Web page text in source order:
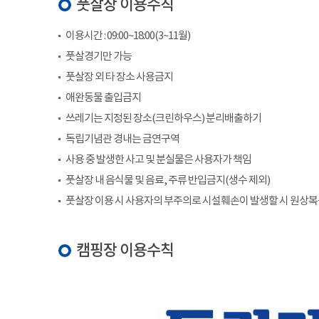
풋살장 이용수칙
이용시간 : 09:00~18:00(3~11월)
풋살경기만 가능
풋살장 외 타 장소 사용금지
애완동물 출입금지
쓰레기는 지정된 장소(크린하우스) 분리배출하기
독립기념관 경내는 금연구역
사용 중 발생한 사고 및 분실물은 사용자가 책임
풋살장 내 음식물 및 음료, 주류 반입금지(생수 제외)
풋살장 이용 시 사용자의 부주의로 시설훼손이 발생할 시 원상
캠핑장 이용수칙